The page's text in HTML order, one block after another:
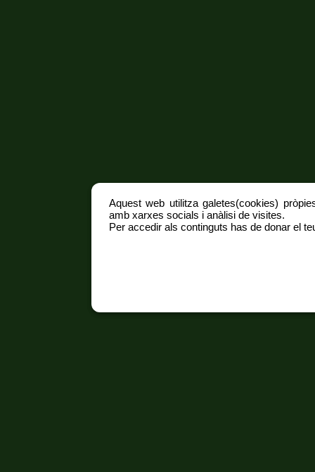
Aquest web utilitza galetes(cookies)
amb xarxes socials i anàlisi de visites.
Per accedir als continguts has de donar el